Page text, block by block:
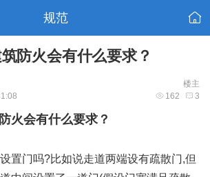
规范
防火会有什么要求？
楼主
162 3
火会有什么要求？
置门吗?比如说走道两端设有疏散门,但